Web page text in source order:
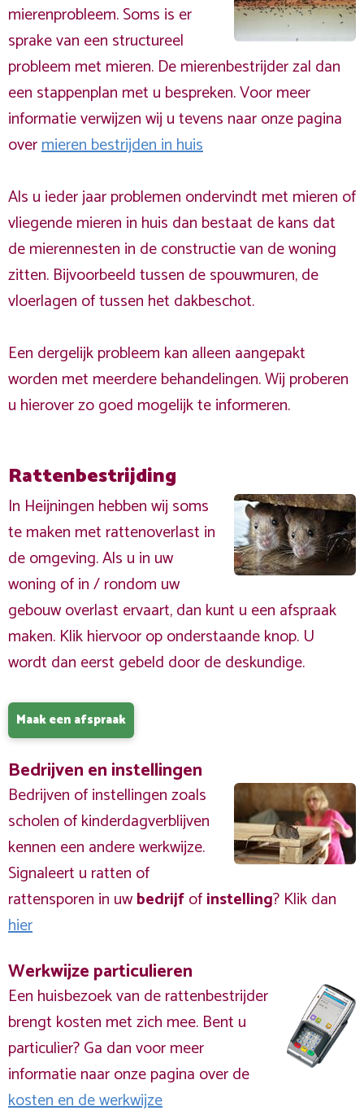
mierenprobleem. Soms is er
sprake van een structureel
probleem met mieren. De mierenbestrijder zal dan
een stappenplan met u bespreken. Voor meer
informatie verwijzen wij u tevens naar onze pagina
overmieren bestrijden in huis
Als u ieder jaar problemen ondervindt met mieren of
vliegende mieren in huis dan bestaat de kans dat
de mierennesten in de constructie van de woning
zitten. Bijvoorbeeld tussen de spouwmuren, de
vloerlagen of tussen het dakbeschot.
Een dergelijk probleem kan alleen aangepakt
worden met meerdere behandelingen. Wij proberen
u hierover zo goed mogelijk te informeren.
Rattenbestrijding
In Heijningen hebben wij soms
te maken met rattenoverlast in
de omgeving. Als u in uw
woning of in / rondom uw
gebouw overlast ervaart, dan kunt u een afspraak
maken. Klik hiervoor op onderstaande knop. U
wordt dan eerst gebeld door de deskundige.
Maak een afspraak
Bedrijven en instellingen
Bedrijven of instellingen zoals
scholen of kinderdagverblijven
kennen een andere werkwijze.
Signaleert u ratten of
rattensporen in uwbedrijfofinstelling? Klik dan
hier
Werkwijze particulieren
Een huisbezoek van de rattenbestrijder
brengt kosten met zich mee. Bent u
particulier? Ga dan voor meer
informatie naar onze pagina over de
kosten en de werkwijze